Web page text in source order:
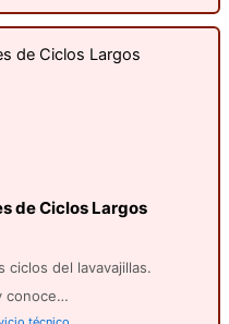
de Ciclos Largos
ciclos del lavavajillas.
conoce…